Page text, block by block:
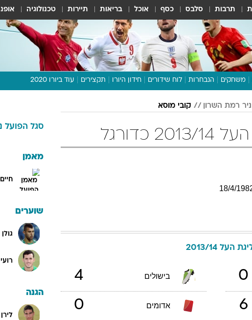
תרבות סלבס כסף אוכל בריאות תיירות טכנולוגיה
משחקים הנבחרות לוח שידורים חידון היורו תקצירים עוד ביורו 2020
תכנית היורו
דעות ופרשנויות
וואלה! ספורט
רמת השרון קובי מוסא
18/4/
העל 2013/14
0 בישולים 4
6 אדומים 0
סגל הפועל
מאמן
שוערים
הגנה